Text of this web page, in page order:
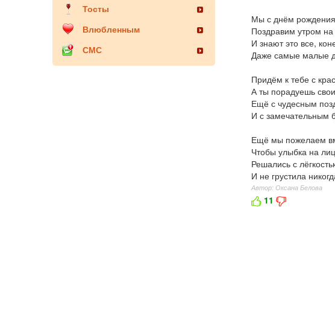
Тосты
Влюбленным
СМС
Мы с днём рождения
Поздравим утром на
И знают это все,
Даже самые малые
Придём к тебе с
А ты порадуешь
Ещё с чудесным
И с замечательным
Ещё мы пожелаем
Чтобы улыбка на
Решались с
И не грустила
Автор: Оксана Белова
11